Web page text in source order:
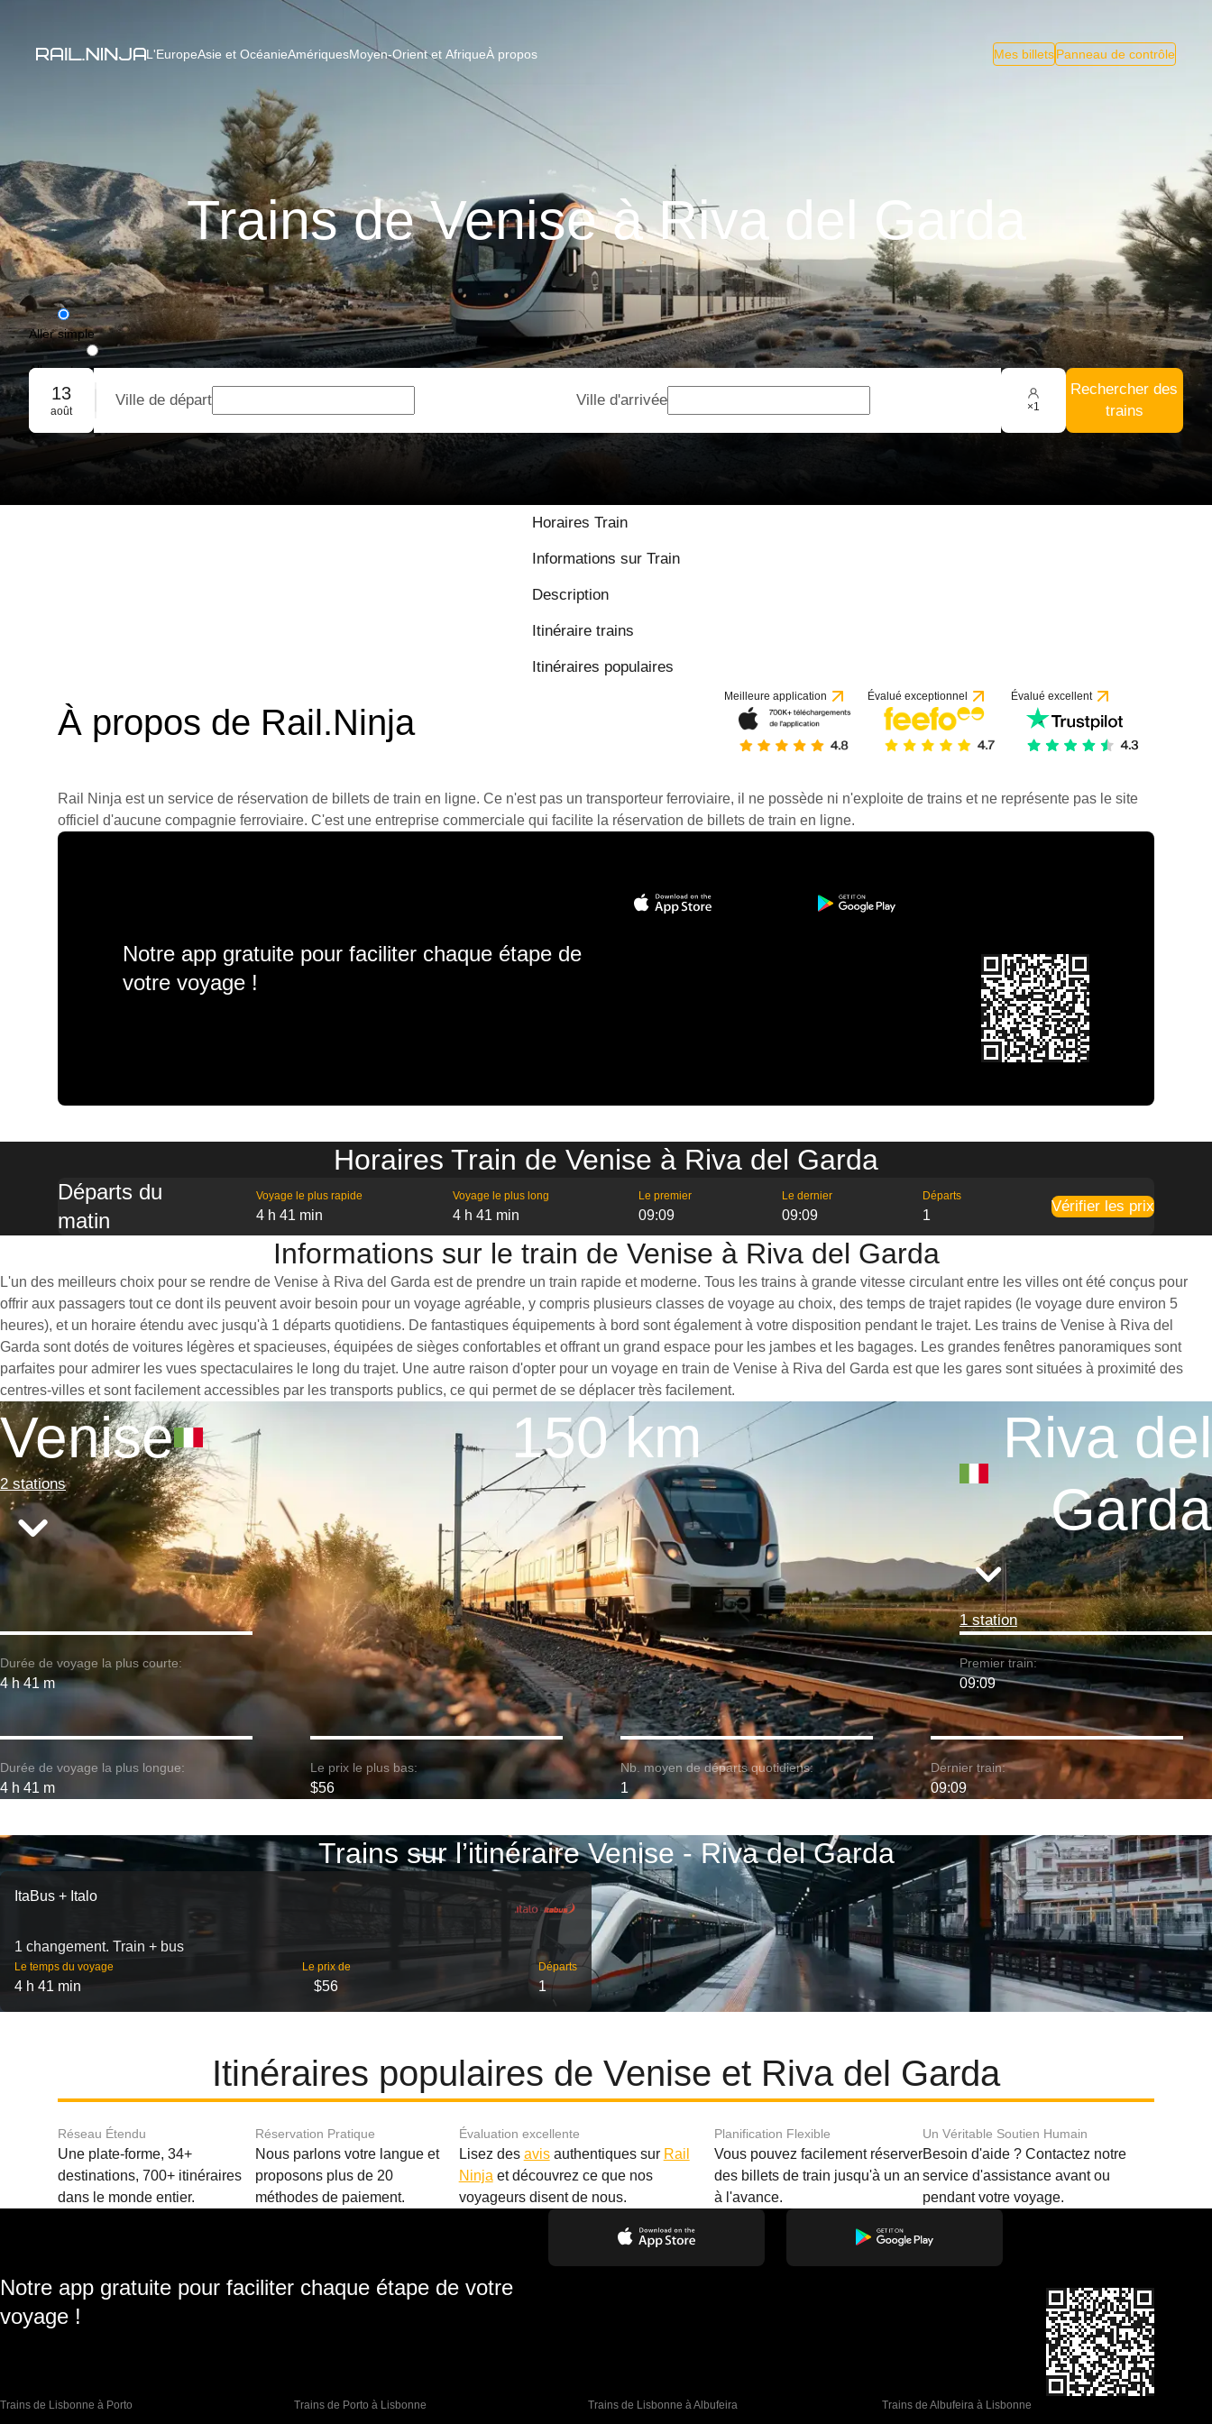
L'EuropeAsie et OcéanieAmériquesMoyen-Orient et AfriqueÀ propos Mes billetsPanneau de contrôle
Trains de Venise à Riva del Garda
Aller simple
Aller-retour
Réservation de groupe
13
août
Ville de départ Ville d'arrivée ×1
Rechercher des
trains
Horaires Train
Informations sur Train
Description
Itinéraire trains
Itinéraires populaires
À propos de Rail.Ninja
Meilleure application Évalué exceptionnel Évalué excellent
Rail Ninja est un service de réservation de billets de train en ligne. Ce n'est pas un transporteur ferroviaire, il ne possède ni n'exploite de trains et ne représente pas le site
officiel d'aucune compagnie ferroviaire. C'est une entreprise commerciale qui facilite la réservation de billets de train en ligne.
Notre app gratuite pour faciliter chaque étape de
votre voyage !
Horaires Train de Venise à Riva del Garda
Départs du
matin
Voyage le plus rapide
4 h 41 min
Voyage le plus long
4 h 41 min
Le premier
09:09
Le dernier
09:09
Départs
1
Vérifier les prix
Informations sur le train de Venise à Riva del Garda
L'un des meilleurs choix pour se rendre de Venise à Riva del Garda est de prendre un train rapide et moderne. Tous les trains à grande vitesse circulant entre les villes ont été conçus pour
offrir aux passagers tout ce dont ils peuvent avoir besoin pour un voyage agréable, y compris plusieurs classes de voyage au choix, des temps de trajet rapides (le voyage dure environ 5
heures), et un horaire étendu avec jusqu'à 1 départs quotidiens. De fantastiques équipements à bord sont également à votre disposition pendant le trajet. Les trains de Venise à Riva del
Garda sont dotés de voitures légères et spacieuses, équipées de sièges confortables et offrant un grand espace pour les jambes et les bagages. Les grandes fenêtres panoramiques sont
parfaites pour admirer les vues spectaculaires le long du trajet. Une autre raison d'opter pour un voyage en train de Venise à Riva del Garda est que les gares sont situées à proximité des
centres-villes et sont facilement accessibles par les transports publics, ce qui permet de se déplacer très facilement.
Venise
2 stations
150 km
Riva del
Garda
1 station
Durée de voyage la plus courte:
4 h 41 m
Premier train:
09:09
Durée de voyage la plus longue:
4 h 41 m
Le prix le plus bas:
$56
Nb. moyen de départs quotidiens:
1
Dernier train:
09:09
Trains sur l’itinéraire Venise - Riva del Garda
ItaBus + Italo
1 changement. Train + bus
Le temps du voyage
4 h 41 min
Le prix de
$56
Départs
1
Itinéraires populaires de Venise et Riva del Garda
Réseau Étendu
Une plate-forme, 34+
destinations, 700+ itinéraires
dans le monde entier.
Réservation Pratique
Nous parlons votre langue et
proposons plus de 20
méthodes de paiement.
Évaluation excellente
Lisez des avisauthentiques sur Rail
Ninja et découvrez ce que nos
voyageurs disent de nous.
Planification Flexible
Vous pouvez facilement réserver
des billets de train jusqu'à un an
à l'avance.
Un Véritable Soutien Humain
Besoin d'aide ? Contactez notre
service d'assistance avant ou
pendant votre voyage.
Notre app gratuite pour faciliter chaque étape de votre
voyage !
Trains de Lisbonne à Porto Trains de Porto à Lisbonne Trains de Lisbonne à Albufeira Trains de Albufeira à Lisbonne